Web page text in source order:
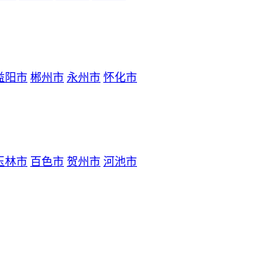
阳市 郴州市 永州市 怀化市
林市 百色市 贺州市 河池市